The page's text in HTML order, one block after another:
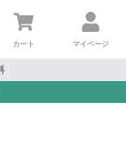
カート マイページ